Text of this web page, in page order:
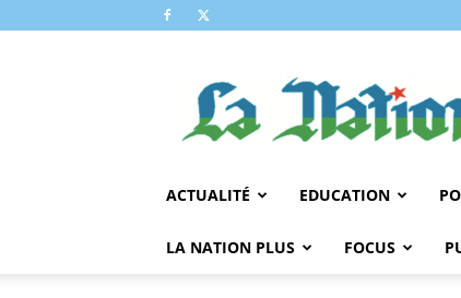
NATION
ACTUALITÉ EDUCATION
LA NATION PLUS FOCUS